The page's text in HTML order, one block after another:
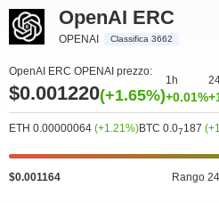
OpenAI ERC
OPENAI Classifica 3662
OpenAI ERC OPENAI prezzo:
$0.001220(+1.65%)
1h
+0.01%
ETH 0.00000064 (+1.21%)BTC 0.07187
$0.001164 Rango